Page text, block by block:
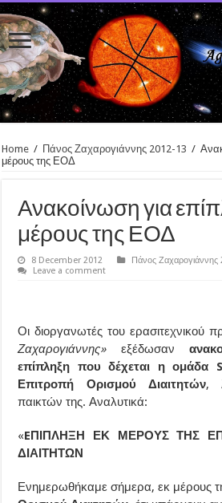
Home / Πάνος Ζαχαρογιάννης 2012-13 /
μέρους της ΕΟΔ
Ανακοίνωση για
μέρους της ΕΟΔ
8 December 2012
Πάνος Ζαχαρογιάννης
Leave a comment
Οι διοργανωτές του ερασιτεχνικού
Ζαχαρογιάννης»εξέδωσαν
επίπληξη που δέχεται η ομάδα
Επιτροπή Ορισμού Διαιτητών,
παικτών της. Αναλυτικά:
«EΠΙΠΛΗΞΗ ΕΚ ΜΕΡΟΥΣ ΤΗΣ
ΔΙΑΙΤΗΤΩΝ
Ενημερωθήκαμε σήμερα, εκ μέρους